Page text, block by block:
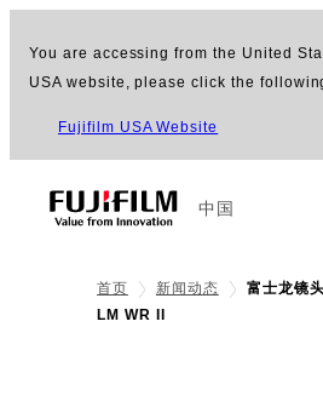
You are accessing from the United
USA website, please click the
Fujifilm USA Website
中国
首页 新闻动态
富士龙镜
LM WR II